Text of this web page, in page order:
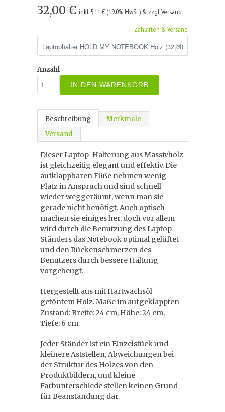
32,00 € inkl. 5,11 € (19.0% MwSt.) & zzgl. Versand
Zahlarten & Versand
Anzahl
IN DEN WARENKORB
Beschreibung
Merkmale
Versand
Dieser Laptop-Halterung aus Massivholz
ist gleichzeitig elegant und effektiv. Die
aufklappbaren Füße nehmen wenig
Platz in Anspruch und sind schnell
wieder weggeräumt, wenn man sie
gerade nicht benötigt. Auch optisch
machen sie einiges her, doch vor allem
wird durch die Benutzung des Laptop-
Ständers das Notebook optimal gelüftet
und den Rückenschmerzen des
Benutzers durch bessere Haltung
vorgebeugt.
Hergestellt aus mit Hartwachsöl
getöntem Holz. Maße im aufgeklappten
Zustand: Breite: 24 cm, Höhe: 24 cm,
Tiefe: 6 cm.
Jeder Ständer ist ein Einzelstück und
kleinere Aststellen, Abweichungen bei
der Struktur des Holzes von den
Produktbildern, und kleine
Farbunterschiede stellen keinen Grund
für Beanstandung dar.